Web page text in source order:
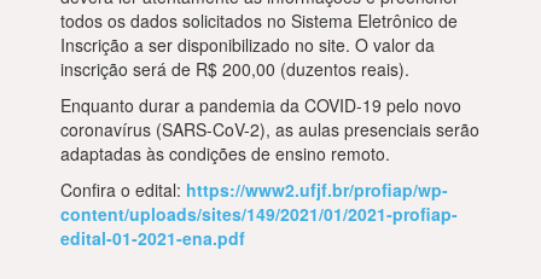
todos os dados solicitados no Sistema Eletrônico de
Inscrição a ser disponibilizado no site. O valor da
inscrição será de R$ 200,00 (duzentos reais).
Enquanto durar a pandemia da COVID-19 pelo novo
coronavírus (SARS-CoV-2), as aulas presenciais serão
adaptadas às condições de ensino remoto.
Confira o edital: https://www2.ufjf.br/profiap/wp-
content/uploads/sites/149/2021/01/2021-profiap-
edital-01-2021-ena.pdf